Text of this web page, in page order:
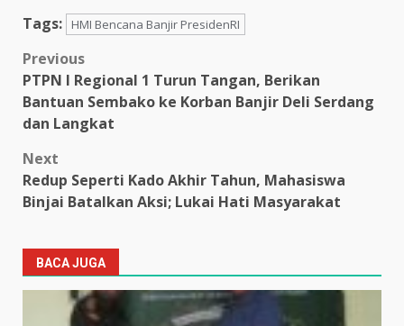
Tags:
HMI Bencana Banjir PresidenRI
Post
navigation
Previous
PTPN I Regional 1 Turun Tangan, Berikan
Bantuan Sembako ke Korban Banjir Deli Serdang
dan Langkat
Next
Redup Seperti Kado Akhir Tahun, Mahasiswa
Binjai Batalkan Aksi; Lukai Hati Masyarakat
BACA JUGA